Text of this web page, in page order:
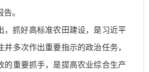
。
，抓好高标准农田建设，是习近平
并多次作出重要指示的政治任务，
的重要抓手，是提高农业综合生产